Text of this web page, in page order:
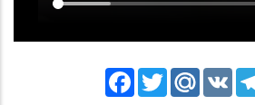
FacebookTwitterMail.RuVK